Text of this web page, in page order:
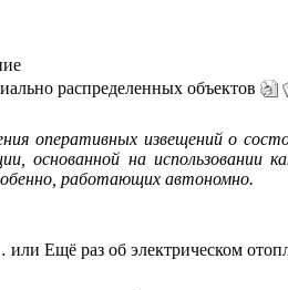
распределенных объектов
оперативных извещений о
основанной на
работающих автономно.
Ещё раз об электрическом